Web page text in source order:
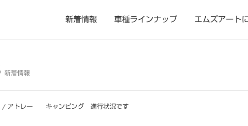
新着情報 車種ラインナップ エムズアート
新着情報
/ アトレー キャンピング 進行状況です